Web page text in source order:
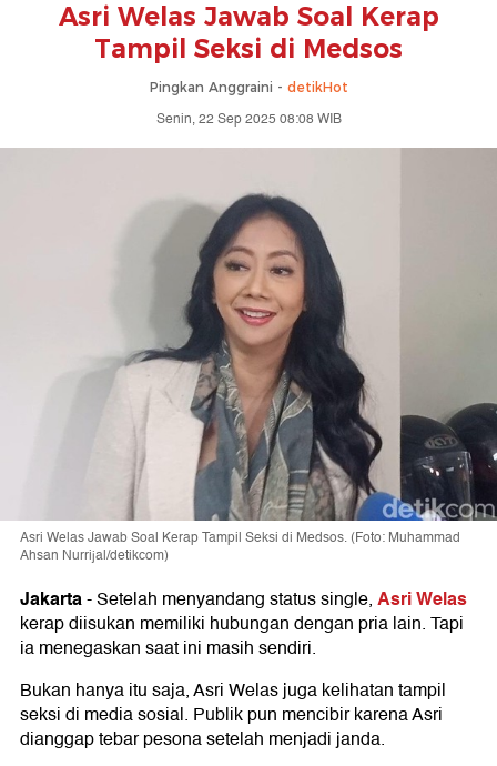
Asri Welas Jawab Soal Kerap
Tampil Seksi di Medsos
Pingkan Anggraini - detikHot
Senin, 22 Sep 2025 08:08 WIB
Asri Welas Jawab Soal Kerap Tampil Seksi di Medsos. (Foto: Muhammad
Ahsan Nurrijal/detikcom)
Jakarta-Setelah menyandang status single,Asri Welas
kerap diisukan memiliki hubungan dengan pria lain. Tapi
ia menegaskan saat ini masih sendiri.
Bukan hanya itu saja, Asri Welas juga kelihatan tampil
seksi di media sosial. Publik pun mencibir karena Asri
dianggap tebar pesona setelah menjadi janda.